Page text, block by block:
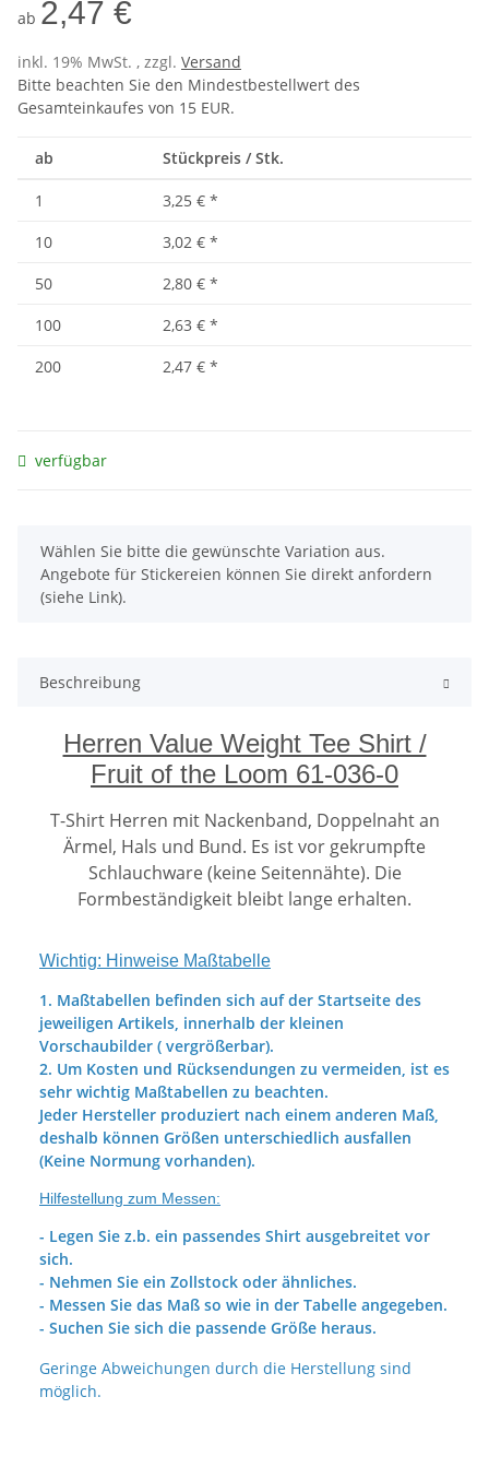
ab 2,47 €
inkl. 19% MwSt. , zzgl. Versand
Bitte beachten Sie den Mindestbestellwert des
Gesamteinkaufes von 15 EUR.
ab Stückpreis / Stk.
1 3,25 € *
10
3,02 € *
50
2,80 € *
100
2,63 € *
200
2,47 € *
verfügbar
x
Wählen Sie bitte die gewünschte Variation aus.
Angebote für Stickereien können Sie direkt anfordern
(siehe Link).
Beschreibung
Herren Value Weight Tee Shirt /
Fruit of the Loom 61-036-0
T-Shirt Herren mit Nackenband, Doppelnaht an
Ärmel, Hals und Bund. Es ist vor gekrumpfte
Schlauchware (keine Seitennähte). Die
Formbeständigkeit bleibt lange erhalten.
Wichtig: Hinweise Maßtabelle
1. Maßtabellen befinden sich auf der Startseite des
jeweiligen Artikels, innerhalb der kleinen
Vorschaubilder ( vergrößerbar).
2. Um Kosten und Rücksendungen zu vermeiden, ist es
sehr wichtig Maßtabellen zu beachten.
Jeder Hersteller produziert nach einem anderen Maß,
deshalb können Größen unterschiedlich ausfallen
(Keine Normung vorhanden).
Hilfestellung zum Messen:
- Legen Sie z.b. ein passendes Shirt ausgebreitet vor
sich.
- Nehmen Sie ein Zollstock oder ähnliches.
- Messen Sie das Maß so wie in der Tabelle angegeben.
- Suchen Sie sich die passende Größe heraus.
Geringe Abweichungen durch die Herstellung sind
möglich.